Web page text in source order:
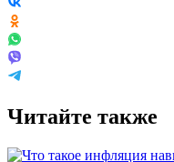
Читайте также